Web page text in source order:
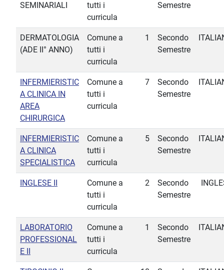
SEMINARIALI
tutti i
curricula
Semestre
DERMATOLOGIA
(ADE II° ANNO)
Comune a
tutti i
curricula
1
Secondo
Semestre
INFERMIERISTIC
A CLINICA IN
AREA
CHIRURGICA
Comune a
tutti i
curricula
7
Secondo
Semestre
INFERMIERISTIC
A CLINICA
SPECIALISTICA
Comune a
tutti i
curricula
5
Secondo
Semestre
INGLESE II
Comune a
tutti i
curricula
2
Secondo
Semestre
LABORATORIO
PROFESSIONAL
E II
Comune a
tutti i
curricula
1
Secondo
Semestre